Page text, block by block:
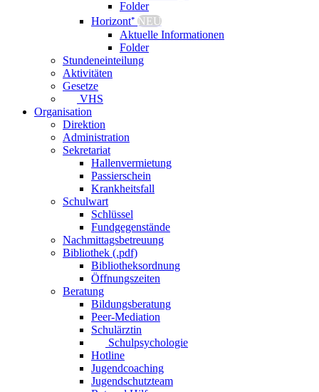
Folder
Horizont⁺ NEU
Aktuelle Informationen
Folder
Stundeneinteilung
Aktivitäten
Gesetze
VHS
Organisation
Direktion
Administration
Sekretariat
Hallenvermietung
Passierschein
Krankheitsfall
Schulwart
Schlüssel
Fundgegenstände
Nachmittagsbetreuung
Bibliothek (.pdf)
Bibliotheksordnung
Öffnungszeiten
Beratung
Bildungsberatung
Peer-Mediation
Schulärztin
Schulpsychologie
Hotline
Jugendcoaching
Jugendschutzteam